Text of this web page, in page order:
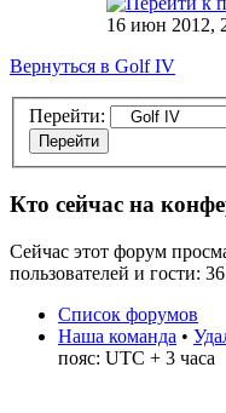
16 июн 2012,
Вернуться в Golf IV
Перейти:
Кто сейчас на
Сейчас этот форум
пользователей и гости: 36
Список форумов
Наша команда •
пояс: UTC + 3 часа